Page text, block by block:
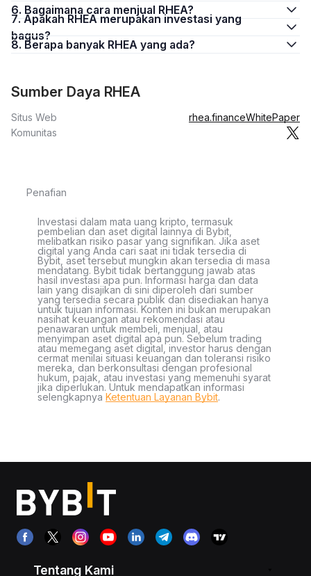
6. Bagaimana cara menjual RHEA?
7. Apakah RHEA merupakan investasi yang
bagus?
8. Berapa banyak RHEA yang ada?
Sumber Daya RHEA
Situs Web rhea.financeWhitePaper
Komunitas
Penafian
Investasi dalam mata uang kripto, termasuk
pembelian dan aset digital lainnya di Bybit,
melibatkan risiko pasar yang signifikan. Jika aset
digital yang Anda cari saat ini tidak tersedia di
Bybit, aset tersebut mungkin akan tersedia di masa
mendatang. Bybit tidak bertanggung jawab atas
hasil investasi apa pun. Informasi harga dan data
lain yang disajikan di sini diperoleh dari sumber
yang tersedia secara publik dan disediakan hanya
untuk tujuan informasi. Konten ini bukan merupakan
nasihat keuangan atau rekomendasi atau
penawaran untuk membeli, menjual, atau
menyimpan aset digital apa pun. Sebelum trading
atau memegang aset digital, investor harus dengan
cermat menilai situasi keuangan dan toleransi risiko
mereka, dan berkonsultasi dengan profesional
hukum, pajak, atau investasi yang memenuhi syarat
jika diperlukan. Untuk mendapatkan informasi
selengkapnya Ketentuan Layanan Bybit.
Tentang Kami